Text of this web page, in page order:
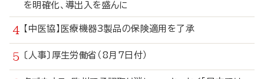
を明確化、導出入を盛んに
【中医協】医療機器3製品の保険適用を了承
〔人事〕厚生労働省（8月7日付）